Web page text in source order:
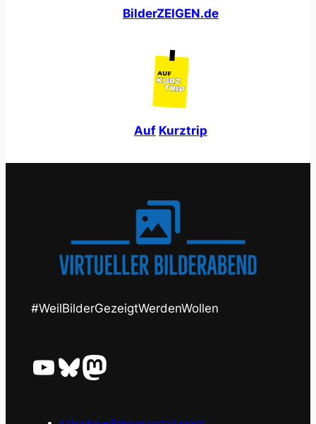
BilderZEIGEN.de
Auf Kurztrip
#WeilBilderGezeigtWerdenWollen
YouTube Bluesky Mastodon